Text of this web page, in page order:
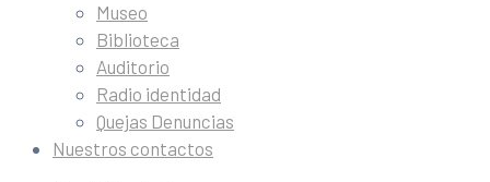
Museo
Biblioteca
Auditorio
Radio identidad
Quejas Denuncias
Nuestros contactos